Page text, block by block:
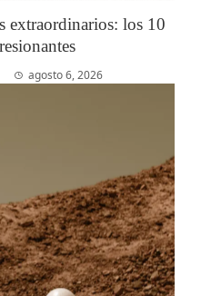
extraordinarios: los 10
agosto 6, 2026